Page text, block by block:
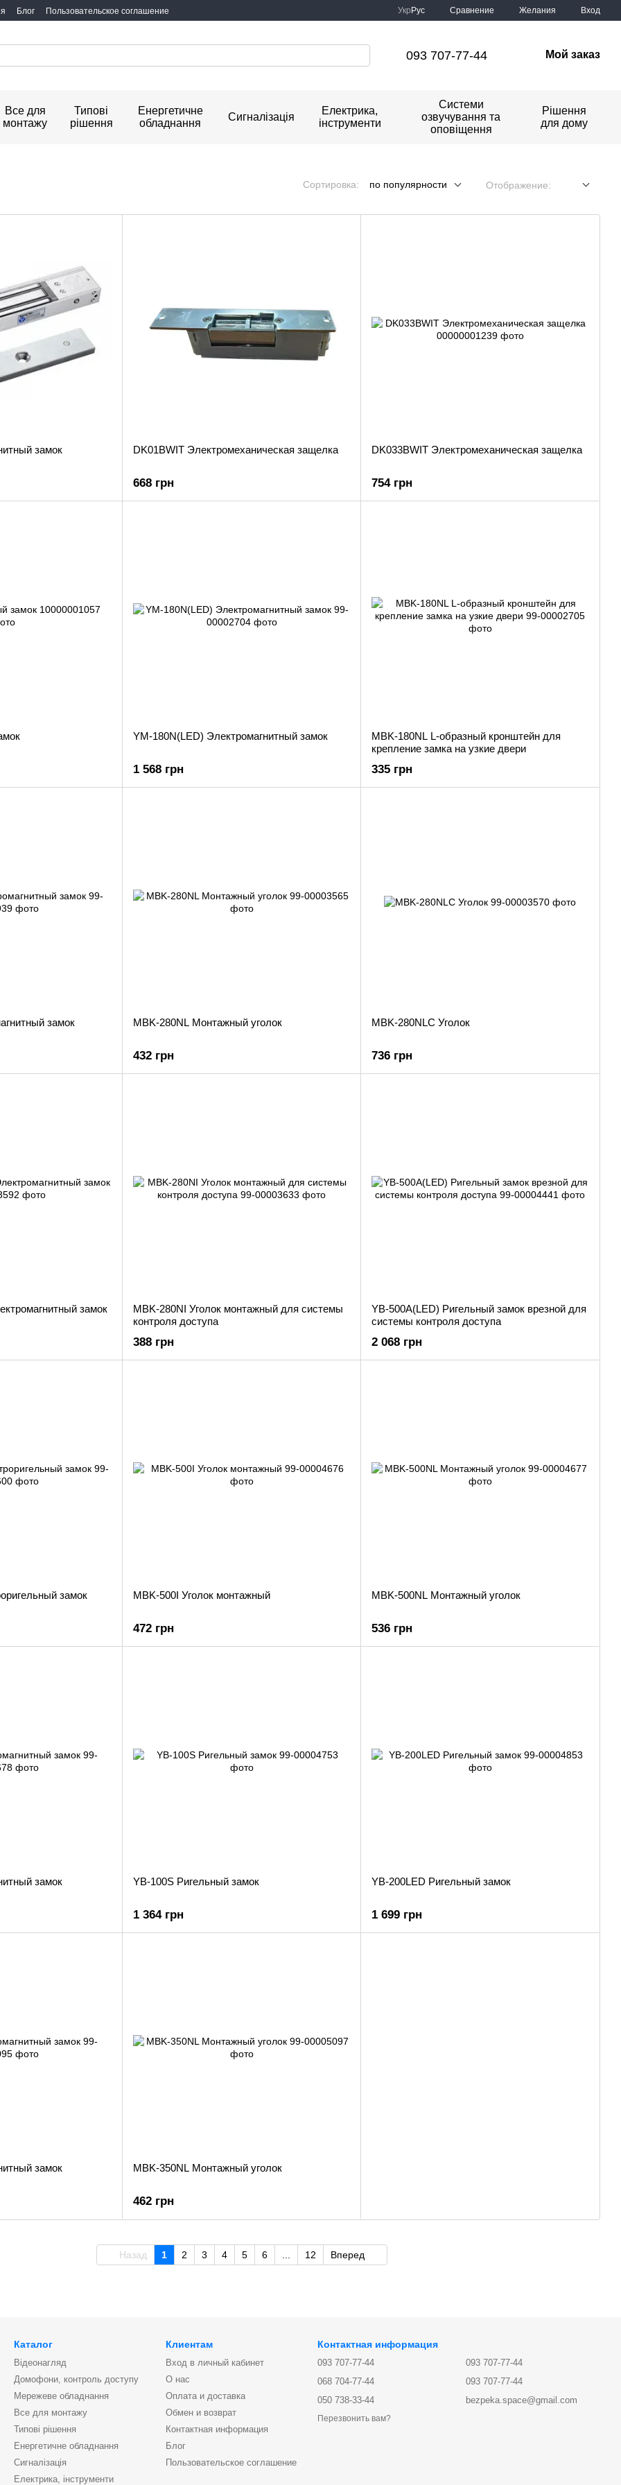
Блог Пользовательское соглашение Укр Рус Сравнение Желания Вход
093 707-77-44 Мой заказ
Все для
монтажу
Типові
рішення
Енергетичне
обладнання
Сигналізація
Електрика,
інструменти
Системи
озвучування та
оповіщення
Рішення
для дому
Сортировка: по популярности Отображение:
замок DK01BWIT Электромеханическая защелка
668 грн
DK033BWIT Электромеханическая защелка
754 грн
YM-180N(LED) Электромагнитный замок
1 568 грн
MBK-180NL L-oбразный кронштейн для
крепление замка на узкие двери
335 грн
замок MBK-280NL Монтажный уголок
432 грн
MBK-280NLC Уголок
736 грн
замок
MBK-280NI Уголок монтажный для системы
контроля доступа
388 грн
YB-500A(LED) Ригельный замок врезной для
системы контроля доступа
2 068 грн
замок MBK-500I Уголок монтажный
472 грн
MBK-500NL Монтажный уголок
536 грн
замок YB-100S Ригельный замок
1 364 грн
YB-200LED Ригельный замок
1 699 грн
замок MBK-350NL Монтажный уголок
462 грн
Назад 1 2 3 4 5 6 12 Вперед
Каталог
Відеонагляд
Домофони, контроль доступу
Мережеве обладнання
Все для монтажу
Типові рішення
Енергетичне обладнання
Сигналізація
Електрика, інструменти
Клиентам
Вход в личный кабинет
О нас
Оплата и доставка
Обмен и возврат
Контактная информация
Блог
Пользовательское соглашение
Контактная информация
093 707-77-44
068 704-77-44
050 738-33-44
Перезвонить вам?
093 707-77-44
093 707-77-44
bezpeka.space@gmail.com